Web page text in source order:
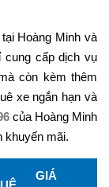
Hoàng Minh và
cung cấp dịch vụ
còn kèm thêm
xe ngắn hạn và
của Hoàng Minh
khuyến mãi.
GIÁ